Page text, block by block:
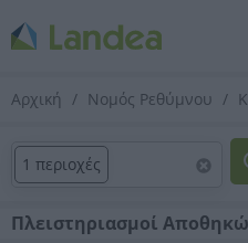
Αρχική Νομός Ρεθύμνου
1 περιοχές
Πλειστηριασμοί